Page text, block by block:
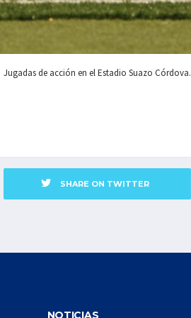
Jugadas de acción en el Estadio Suazo Córdova.
SHARE ON TWITTER
NOTICIAS